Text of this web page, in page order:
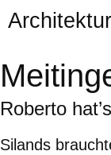
Roberto
Silands